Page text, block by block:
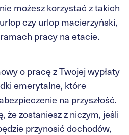
możesz korzystać z takich
czy urlop macierzyński,
pracy na etacie.
o pracę z Twojej wypłaty
emerytalne, które
na przyszłość.
że zostaniesz z niczym, jeśli
przynosić dochodów,